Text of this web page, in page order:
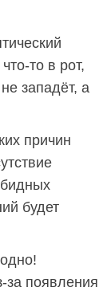
то в рот,
западёт, а
причин
будет
за появления